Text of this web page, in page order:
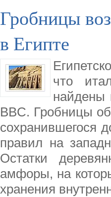
Гробницы
в Египте
что
найдены
BBC. Гробницы
сохранившегося
правил на
Остатки
амфоры, на
хранения